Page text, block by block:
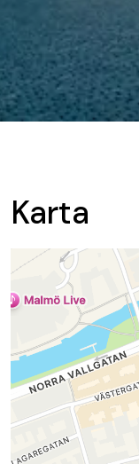
Karta